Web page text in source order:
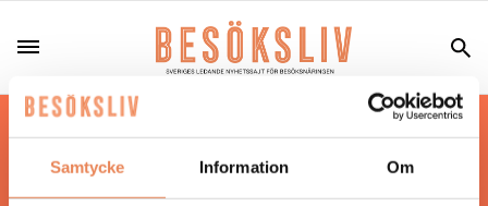
Samtycke Information Om
Hos oss läser du landets mest uppdaterade
nyheter och snackisar inom besöksnäringen.
Besöksliv i sin tryckta form är ett affärsmagasin